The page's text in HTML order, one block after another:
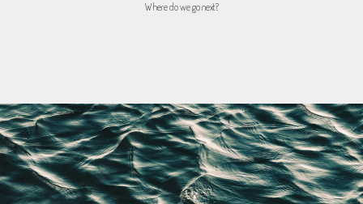
Where do we go next?